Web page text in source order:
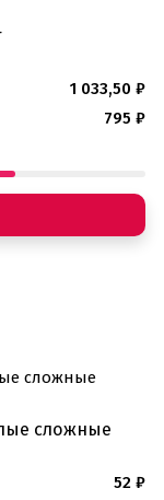
1 033,50 ₽
795 ₽
сложные
52 ₽